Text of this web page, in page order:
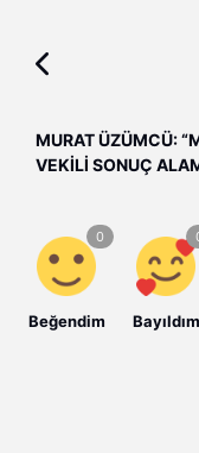
MURAT ÜZÜMCÜ:
VEKİLİ SONUÇ
Beğendim Bayıldım